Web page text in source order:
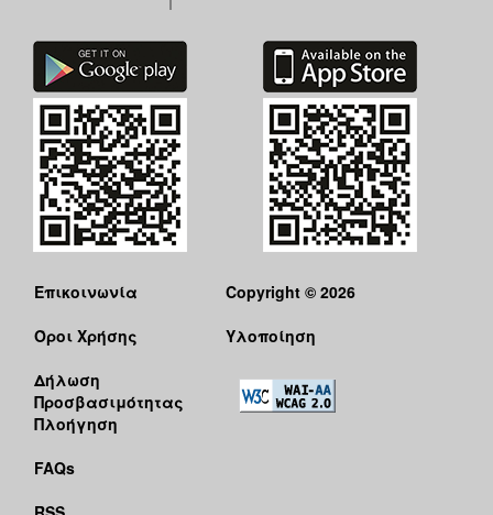
Επικοινωνία
Όροι Χρήσης
Δήλωση
Προσβασιμότητας
Πλοήγηση
FAQs
Copyright © 2026
Υλοποίηση